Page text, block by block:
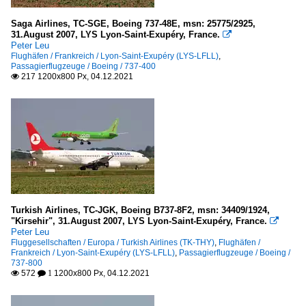
Tunisair (TU-TAR)
Amerika
Air Transat
Aegean Airlines (A3-AEE)
Aer Lingus (EI-EIN)
Aigle Azur (ZI-AAF)
Air France (AF-AFR)
Air Mediterranee (ML-BIE)
Air Nostrum (YW-ANE)
Airlinair (A5-RLA)
Alitalia Express (XM-SMX)
2011
2012
2014
2018
2021
Saga Airlines, TC-SGE, Boeing 737-48E, msn: 25775/2925,
31.August 2007, LYS Lyon-Saint-Exupéry, France. 
Peter Leu
Flughäfen / Frankreich / Lyon-Saint-Exupéry (LYS-LFLL),
Passagierflugzeuge / Boeing / 737-400
 217 1200x800 Px, 04.12.2021
Turkish Airlines, TC-JGK, Boeing B737-8F2, msn: 34409/1924,
"Kirsehir", 31.August 2007, LYS Lyon-Saint-Exupéry, France. 
Peter Leu
Fluggesellschaften / Europa / Turkish Airlines (TK-THY), Flughäfen /
Frankreich / Lyon-Saint-Exupéry (LYS-LFLL), Passagierflugzeuge / Boeing /
737-800
 572  1 1200x800 Px, 04.12.2021